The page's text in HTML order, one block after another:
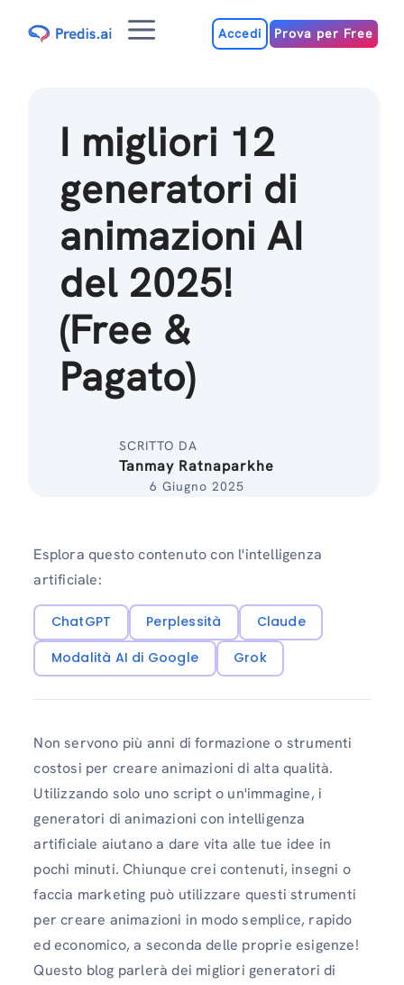
MenuAccedi Prova per Free
I migliori 12
generatori di
animazioni AI
del 2025!
(Free &
Pagato)
SCRITTO DA
Tanmay Ratnaparkhe
6 Giugno 2025
Esplora questo contenuto con l'intelligenza
artificiale:
ChatGPT Perplessità
Claude
Modalità AI di Google
Grok
Non servono più anni di formazione o strumenti
costosi per creare animazioni di alta qualità.
Utilizzando solo uno script o un'immagine, i
generatori di animazioni con intelligenza
artificiale aiutano a dare vita alle tue idee in
pochi minuti. Chiunque crei contenuti, insegni o
faccia marketing può utilizzare questi strumenti
per creare animazioni in modo semplice, rapido
ed economico, a seconda delle proprie esigenze!
Questo blog parlerà dei migliori generatori di